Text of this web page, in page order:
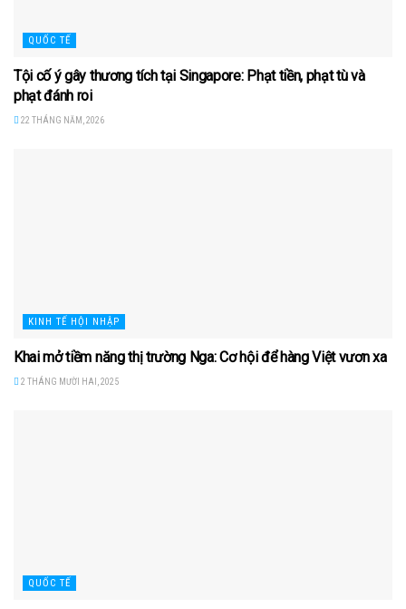
QUỐC TẾ
Tội cố ý gây thương tích tại Singapore: Phạt tiền, phạt tù và
phạt đánh roi
22 THÁNG NĂM, 2026
KINH TẾ HỘI NHẬP
Khai mở tiềm năng thị trường Nga: Cơ hội để hàng Việt vươn xa
2 THÁNG MƯỜI HAI, 2025
QUỐC TẾ